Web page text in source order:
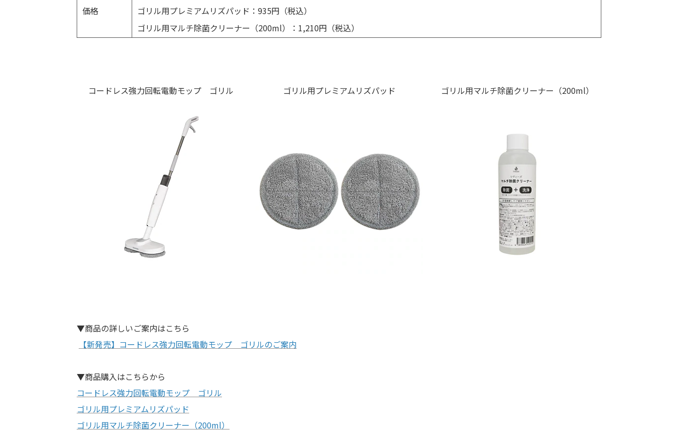
価格
ゴリル用プレミアムリズパッド：935円（税込）
ゴリル用マルチ除菌クリーナー（200ml）：1,210円（税込）
コードレス強力回転電動モップ ゴリル ゴリル用プレミアムリズパッド ゴリル用マルチ除菌クリーナー（200ml）
▼商品の詳しいご案内はこちら
【新発売】コードレス強力回転電動モップ ゴリルのご案内
▼商品購入はこちらから
コードレス強力回転電動モップ ゴリル
ゴリル用プレミアムリズパッド
ゴリル用マルチ除菌クリーナー（200ml）